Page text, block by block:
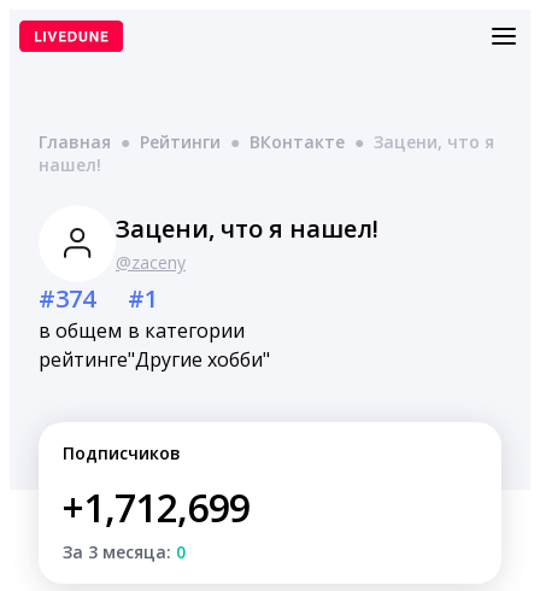
Перейти
Главная ● Рейтинги ● ВКонтакте ● Зацени, что я
нашел!
Зацени, что я нашел!
@zaceny
#374
в общем
рейтинге
#1
в категории
"Другие хобби"
Подписчиков
+1,712,699
За 3 месяца: 0